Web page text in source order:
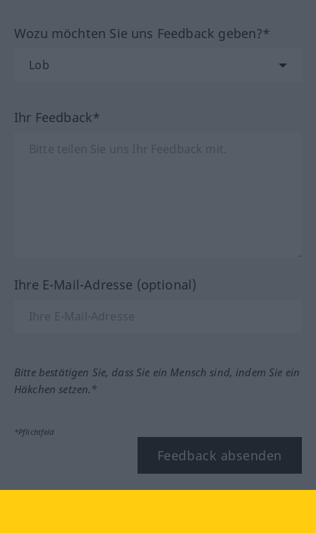
Wozu möchten Sie uns Feedback geben?*
Ihr Feedback*
Ihre E-Mail-Adresse (optional)
Bitte bestätigen Sie, dass Sie ein Mensch sind, indem Sie ein
Häkchen setzen.*
*Pflichtfeld
Feedback absenden